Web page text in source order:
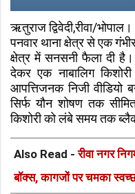
ऋतुराज द्विवेदी,रीवा/
पनवार थाना क्षेत्र से एक
क्षेत्र में सनसनी फैला दी
देकर एक नाबालिग
आपत्तिजनक निजी वीडियो
सिर्फ यौन शोषण तक
किशोरी को लंबे समय तक
Also Read -रीवा नगर
बॉक्स, कागजों पर चमका